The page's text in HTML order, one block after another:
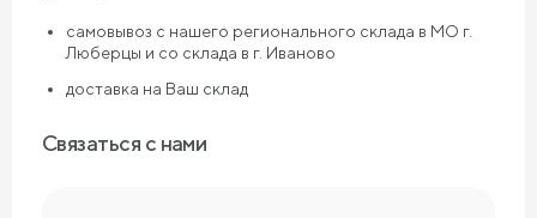
самовывоз с нашего регионального склада в МО г.
Люберцы и со склада в г. Иваново
доставка на Ваш склад
Связаться с нами